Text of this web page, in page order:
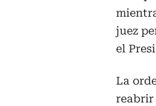
juez
el
La
reabrir